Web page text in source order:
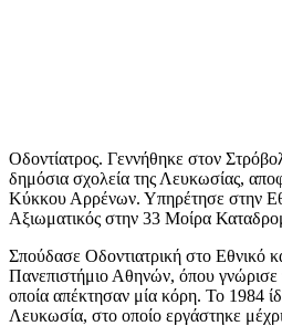
Οδοντίατρος. Γεννήθηκε στον
δημόσια σχολεία της Λευκωσίας,
Κύκκου Αρρένων. Υπηρέτησε στην
Αξιωματικός στην 33 Μοίρα
Σπούδασε Οδοντιατρική στο Εθνικό
Πανεπιστήμιο Αθηνών, όπου γνώρισε
οποία απέκτησαν μία κόρη. Το 1984
Λευκωσία, στο οποίο εργάστηκε